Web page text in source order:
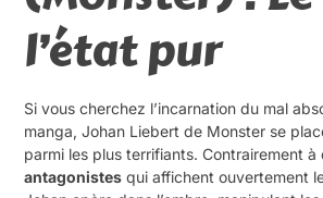
l’état pur
Si vous cherchez l’incarnation du mal
manga, Johan Liebert de Monster se
parmi les plus terrifiants. Contrairement à
antagonistes qui affichent ouvertement